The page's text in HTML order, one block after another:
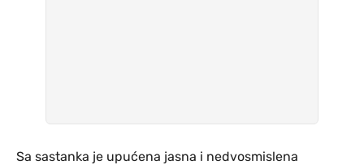
Sa sastanka je upućena jasna i nedvosmislena